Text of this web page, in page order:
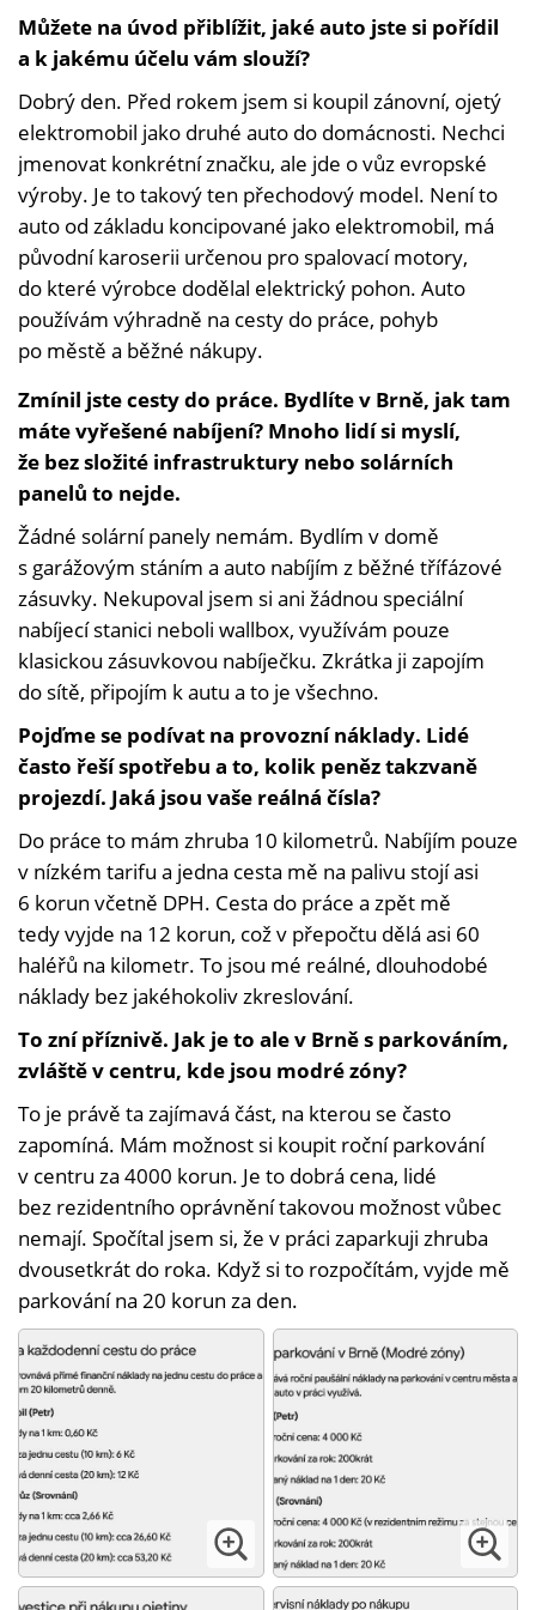
Můžete na úvod přiblížit, jaké auto jste si pořídil
a k jakému účelu vám slouží?
Dobrý den. Před rokem jsem si koupil zánovní, ojetý
elektromobil jako druhé auto do domácnosti. Nechci
jmenovat konkrétní značku, ale jde o vůz evropské
výroby. Je to takový ten přechodový model. Není to
auto od základu koncipované jako elektromobil, má
původní karoserii určenou pro spalovací motory,
do které výrobce dodělal elektrický pohon. Auto
používám výhradně na cesty do práce, pohyb
po městě a běžné nákupy.
Zmínil jste cesty do práce. Bydlíte v Brně, jak tam
máte vyřešené nabíjení? Mnoho lidí si myslí,
že bez složité infrastruktury nebo solárních
panelů to nejde.
Žádné solární panely nemám. Bydlím v domě
s garážovým stáním a auto nabíjím z běžné třífázové
zásuvky. Nekupoval jsem si ani žádnou speciální
nabíjecí stanici neboli wallbox, využívám pouze
klasickou zásuvkovou nabíječku. Zkrátka ji zapojím
do sítě, připojím k autu a to je všechno.
Pojďme se podívat na provozní náklady. Lidé
často řeší spotřebu a to, kolik peněz takzvaně
projezdí. Jaká jsou vaše reálná čísla?
Do práce to mám zhruba 10 kilometrů. Nabíjím pouze
v nízkém tarifu a jedna cesta mě na palivu stojí asi
6 korun včetně DPH. Cesta do práce a zpět mě
tedy vyjde na 12 korun, což v přepočtu dělá asi 60
haléřů na kilometr. To jsou mé reálné, dlouhodobé
náklady bez jakéhokoliv zkreslování.
To zní příznivě. Jak je to ale v Brně s parkováním,
zvláště v centru, kde jsou modré zóny?
To je právě ta zajímavá část, na kterou se často
zapomíná. Mám možnost si koupit roční parkování
v centru za 4000 korun. Je to dobrá cena, lidé
bez rezidentního oprávnění takovou možnost vůbec
nemají. Spočítal jsem si, že v práci zaparkuji zhruba
dvousetkrát do roka. Když si to rozpočítám, vyjde mě
parkování na 20 korun za den.